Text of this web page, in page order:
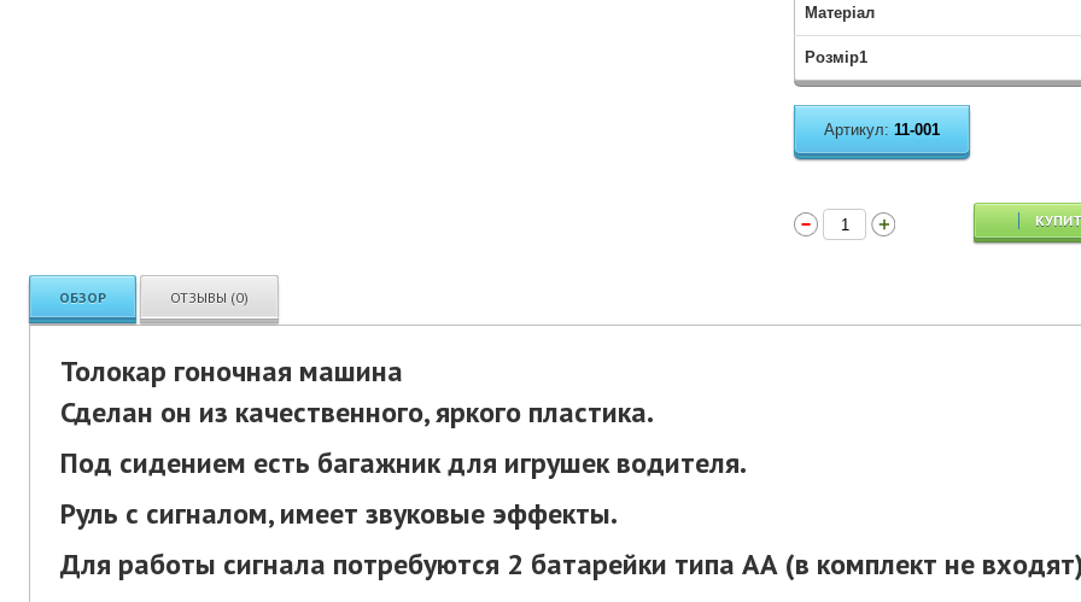
Матеріал
Розмір1
Артикул:11-001
ОБЗОР ОТЗЫВЫ (0)
Толокар гоночная машина
Сделан он из качественного, яркого пластика.
Под сидением есть багажник для игрушек водителя.
Руль с сигналом, имеет звуковые эффекты.
Для работы сигнала потребуются 2 батарейки типа АА (в комплект не